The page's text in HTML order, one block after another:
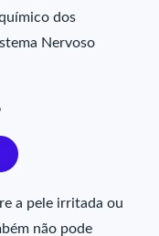
dos
Nervoso
a pele irritada ou
não pode